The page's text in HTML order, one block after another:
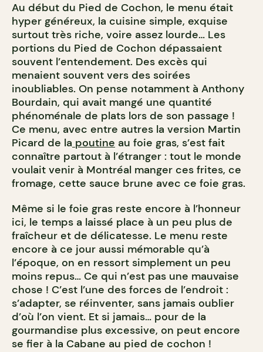
Au début du Pied de Cochon, le menu était
hyper généreux, la cuisine simple, exquise
surtout très riche, voire assez lourde… Les
portions du Pied de Cochon dépassaient
souvent l’entendement. Des excès qui
menaient souvent vers des soirées
inoubliables. On pense notamment à Anthony
Bourdain, qui avait mangé une quantité
phénoménale de plats lors de son passage !
Ce menu, avec entre autres la version Martin
Picard de la poutine au foie gras, s’est fait
connaître partout à l’étranger : tout le monde
voulait venir à Montréal manger ces frites, ce
fromage, cette sauce brune avec ce foie gras.
Même si le foie gras reste encore à l’honneur
ici, le temps a laissé place à un peu plus de
fraîcheur et de délicatesse. Le menu reste
encore à ce jour aussi mémorable qu’à
l’époque, on en ressort simplement un peu
moins repus… Ce qui n’est pas une mauvaise
chose ! C’est l’une des forces de l’endroit :
s’adapter, se réinventer, sans jamais oublier
d’où l’on vient. Et si jamais… pour de la
gourmandise plus excessive, on peut encore
se fier à la Cabane au pied de cochon !